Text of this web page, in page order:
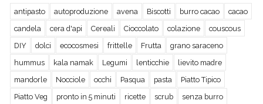
antipasto autoproduzione avena Biscotti burro cacao
cacao
candela
cera d'api Cereali Cioccolato colazione
couscous
DIY
dolci ecocosmesi frittelle Frutta
grano saraceno
hummus
kala namak Legumi lenticchie
lievito madre
mandorle
Nocciole occhi Pasqua pasta
Piatto Tipico
Piatto Veg
pronto in 5 minuti ricette scrub senza burro